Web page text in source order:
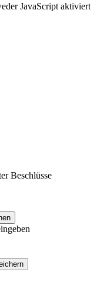
JavaScript aktiviert
Beschlüsse